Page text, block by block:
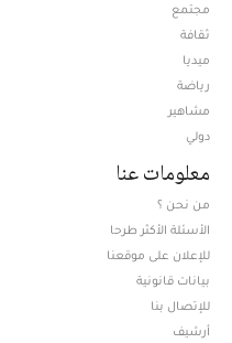
مجتمع
ثقافة
ميديا
رياضة
مشاهير
دولي
معلومات عنا
من نحن ؟
الأسئلة الأكثر طرحا
للإعلان على موقعنا
بيانات قانونية
للإتصال بنا
أرشيف